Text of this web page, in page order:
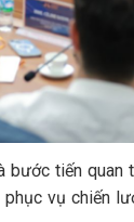
bước tiến
vụ chiến